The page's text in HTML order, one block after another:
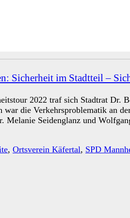
Sicherheit im Stadtteil –
2022 traf sich Stadtrat Dr.
war die Verkehrsproblematik an
Melanie Seidenglanz und
, Ortsverein Käfertal, SPD